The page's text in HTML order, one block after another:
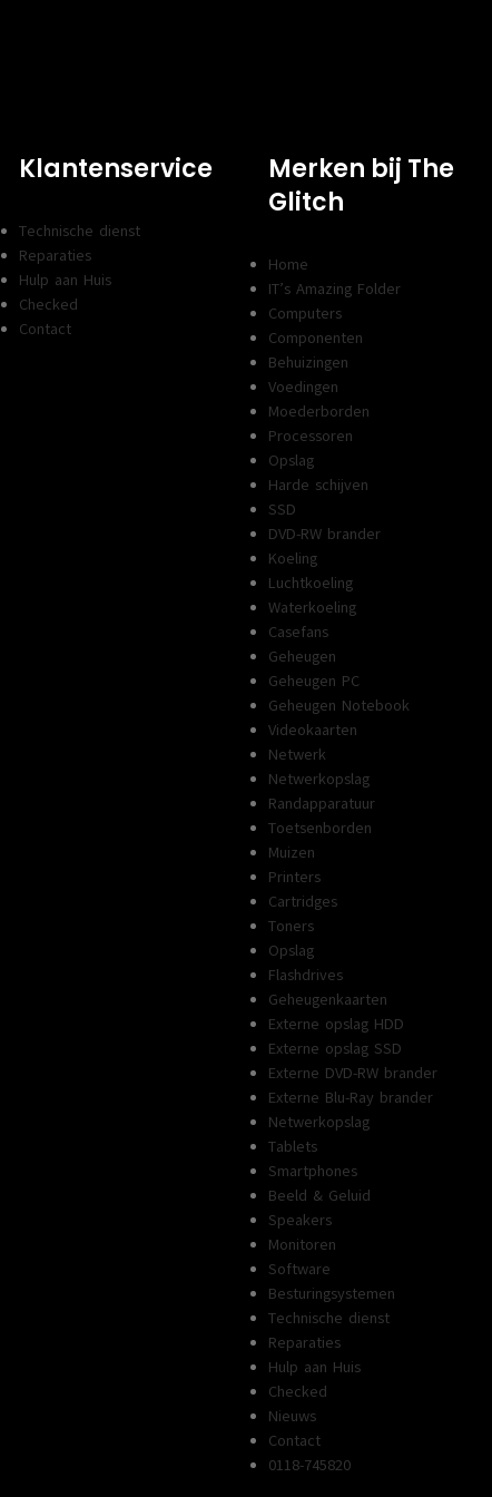
Klantenservice
Technische dienst
Reparaties
Hulp aan Huis
Checked
Contact
Merken bij The
Glitch
Home
IT’s Amazing Folder
Computers
Componenten
Behuizingen
Voedingen
Moederborden
Processoren
Opslag
Harde schijven
SSD
DVD-RW brander
Koeling
Luchtkoeling
Waterkoeling
Casefans
Geheugen
Geheugen PC
Geheugen Notebook
Videokaarten
Netwerk
Netwerkopslag
Randapparatuur
Toetsenborden
Muizen
Printers
Cartridges
Toners
Opslag
Flashdrives
Geheugenkaarten
Externe opslag HDD
Externe opslag SSD
Externe DVD-RW brander
Externe Blu-Ray brander
Netwerkopslag
Tablets
Smartphones
Beeld & Geluid
Speakers
Monitoren
Software
Besturingsystemen
Technische dienst
Reparaties
Hulp aan Huis
Checked
Nieuws
Contact
0118-745820